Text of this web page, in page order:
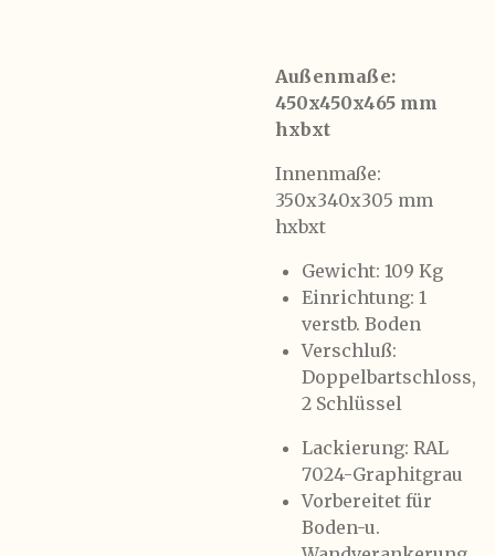
Außenmaße:
450x450x465 mm
hxbxt
Innenmaße:
350x340x305 mm
hxbxt
Gewicht: 109 Kg
Einrichtung: 1
verstb. Boden
Verschluß:
Doppelbartschloss,
2 Schlüssel
Lackierung: RAL
7024-Graphitgrau
Vorbereitet für
Boden-u.